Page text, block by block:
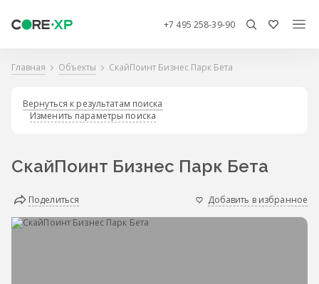
+7 495 258-39-90
Главная Объекты СкайПоинт Бизнес Парк Бета
Вернуться к результатам поиска
Изменить параметры поиска
СкайПоинт Бизнес Парк Бета
Поделиться Добавить в избранное